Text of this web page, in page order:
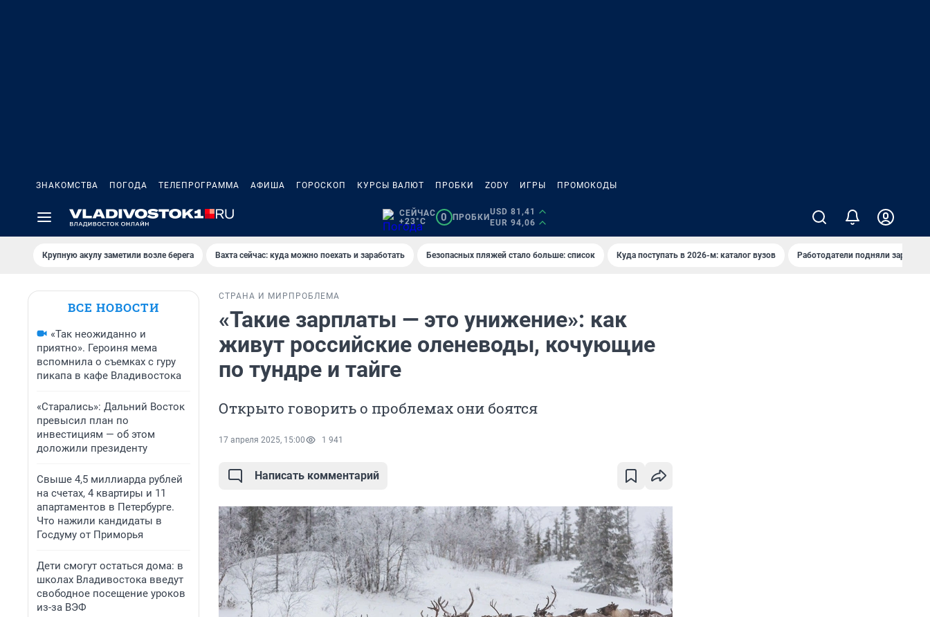
ЗНАКОМСТВА ПОГОДА ТЕЛЕПРОГРАММА АФИША ГОРОСКОП КУРСЫ ВАЛЮТ ПРОБКИ ZODY ИГРЫ ПРОМОКОДЫ
СЕЙЧАС
+23°C
0 ПРОБКИ
USD 81,41
EUR 94,06
Крупную акулу заметили возле берега Вахта сейчас: куда можно поехать и заработать Безопасных пляжей стало больше: список Куда поступать в 2026-м: каталог вузов Работодатели подняли
ВСЕ НОВОСТИ
«Так неожиданно и
приятно». Героиня мема
вспомнила о съемках с гуру
пикапа в кафе Владивостока
«Старались»: Дальний Восток
превысил план по
инвестициям — об этом
доложили президенту
Свыше 4,5 миллиарда рублей
на счетах, 4 квартиры и 11
апартаментов в Петербурге.
Что нажили кандидаты в
Госдуму от Приморья
Дети смогут остаться дома: в
школах Владивостока введут
свободное посещение уроков
из-за ВЭФ
СТРАНА И МИР ПРОБЛЕМА
«Такие зарплаты — это унижение»: как
живут российские оленеводы, кочующие
по тундре и тайге
Открыто говорить о проблемах они боятся
17 апреля 2025, 15:00 1 941
Написать комментарий